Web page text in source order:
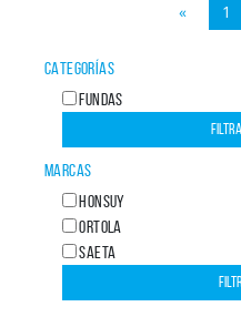
« 1
CATEGORÍAS
FUNDAS
MARCAS
HONSUY
ORTOLA
SAETA